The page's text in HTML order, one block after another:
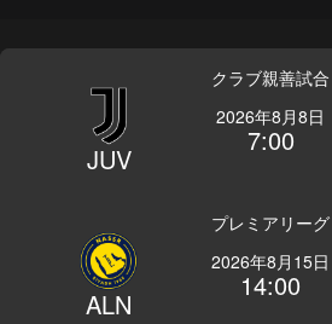
クラブ親善試合
JUV
2026年8月8日
7:00
プレミアリーグ
ALN
2026年8月15日
14:00